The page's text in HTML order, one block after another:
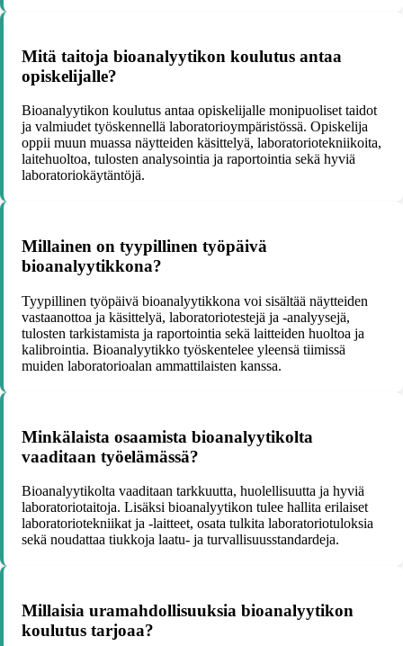
Mitä taitoja bioanalyytikon koulutus antaa
opiskelijalle?
Bioanalyytikon koulutus antaa opiskelijalle monipuoliset taidot
ja valmiudet työskennellä laboratorioympäristössä. Opiskelija
oppii muun muassa näytteiden käsittelyä, laboratoriotekniikoita,
laitehuoltoa, tulosten analysointia ja raportointia sekä hyviä
laboratoriokäytäntöjä.
Millainen on tyypillinen työpäivä
bioanalyytikkona?
Tyypillinen työpäivä bioanalyytikkona voi sisältää näytteiden
vastaanottoa ja käsittelyä, laboratoriotestejä ja -analyysejä,
tulosten tarkistamista ja raportointia sekä laitteiden huoltoa ja
kalibrointia. Bioanalyytikko työskentelee yleensä tiimissä
muiden laboratorioalan ammattilaisten kanssa.
Minkälaista osaamista bioanalyytikolta
vaaditaan työelämässä?
Bioanalyytikolta vaaditaan tarkkuutta, huolellisuutta ja hyviä
laboratoriotaitoja. Lisäksi bioanalyytikon tulee hallita erilaiset
laboratoriotekniikat ja -laitteet, osata tulkita laboratoriotuloksia
sekä noudattaa tiukkoja laatu- ja turvallisuusstandardeja.
Millaisia uramahdollisuuksia bioanalyytikon
koulutus tarjoaa?